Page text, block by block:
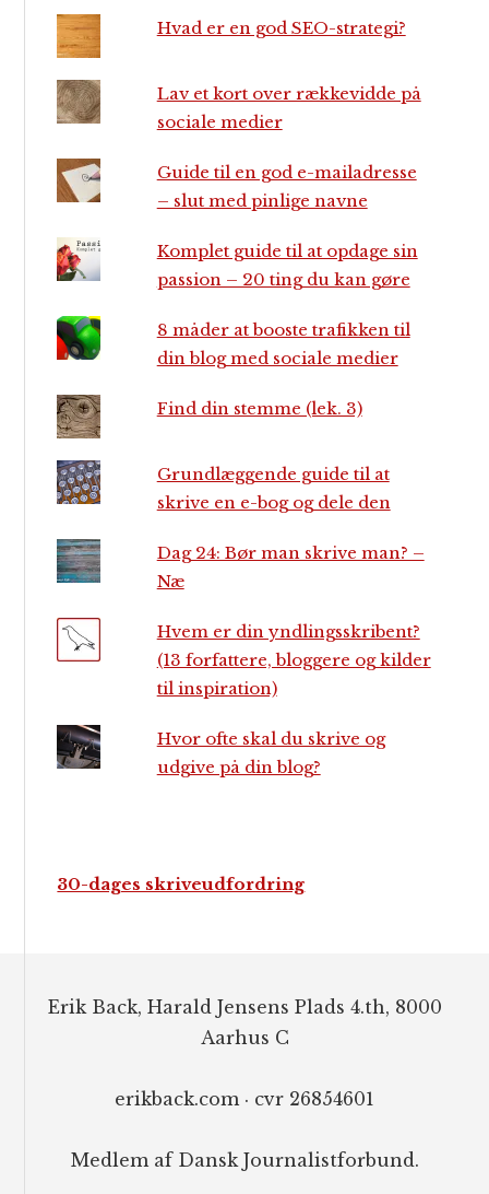
Hvad er en god SEO-strategi?
Lav et kort over rækkevidde på
sociale medier
Guide til en god e-mailadresse
– slut med pinlige navne
Komplet guide til at opdage sin
passion – 20 ting du kan gøre
8 måder at booste trafikken til
din blog med sociale medier
Find din stemme (lek. 3)
Grundlæggende guide til at
skrive en e-bog og dele den
Dag 24: Bør man skrive man? –
Næ
Hvem er din yndlingsskribent?
(13 forfattere, bloggere og kilder
til inspiration)
Hvor ofte skal du skrive og
udgive på din blog?
30-dages skriveudfordring
Erik Back, Harald Jensens Plads 4.th, 8000
Aarhus C
erikback.com · cvr 26854601
Medlem af Dansk Journalistforbund.